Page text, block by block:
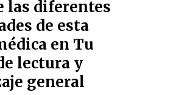
las diferentes
de esta
en Tu
lectura y
general